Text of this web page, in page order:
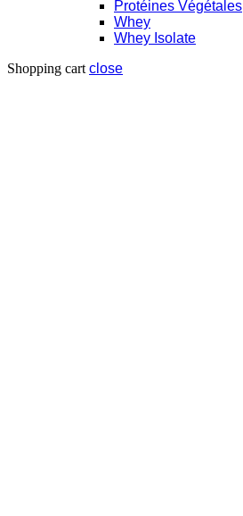
Protéines Végétales
Whey
Whey Isolate
Shopping cart close